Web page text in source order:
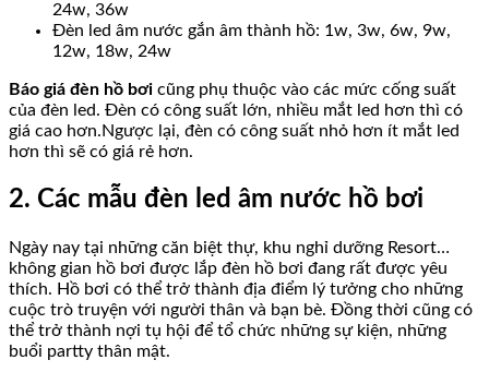
24w, 36w
Đèn led âm nước gắn âm thành hồ: 1w, 3w, 6w, 9w,
12w, 18w, 24w
Báo giá đèn hồ bơi cũng phụ thuộc vào các mức cống suất
của đèn led. Đèn có công suất lớn, nhiều mắt led hơn thì có
giá cao hơn.Ngược lại, đèn có công suất nhỏ hơn ít mắt led
hơn thì sẽ có giá rẻ hơn.
2. Các mẫu đèn led âm nước hồ bơi
Ngày nay tại những căn biệt thự, khu nghỉ dưỡng Resort…
không gian hồ bơi được lắp đèn hồ bơi đang rất được yêu
thích. Hồ bơi có thể trở thành địa điểm lý tưởng cho những
cuộc trò truyện với người thân và bạn bè. Đồng thời cũng có
thể trở thành nợi tụ hội để tổ chức những sự kiện, những
buổi partty thân mật.